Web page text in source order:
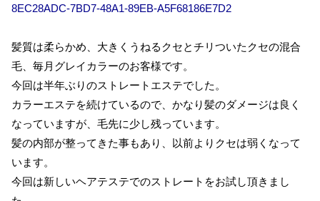
8EC28ADC-7BD7-48A1-89EB-A5F68186E7D2
髪質は柔らかめ、大きくうねるクセとチリついたクセの混合
毛、毎月グレイカラーのお客様です。
今回は半年ぶりのストレートエステでした。
カラーエステを続けているので、かなり髪のダメージは良く
なっていますが、毛先に少し残っています。
髪の内部が整ってきた事もあり、以前よりクセは弱くなって
います。
今回は新しいヘアテステでのストレートをお試し頂きまし